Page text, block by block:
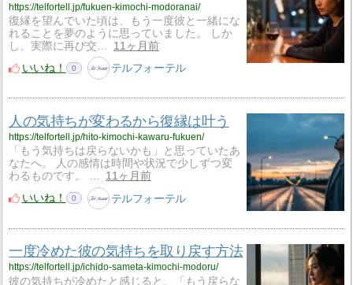
https://telfortell.jp/fukuen-kimochi-modoranai/
復縁を望んでいた頃は、もう一度彼と一緒にな
れることを夢のように思っていました。 しか
し、実際に再び交…
11ヶ月前
いいね！
0 テルフォーテル
人の気持ちが変わるから復縁は叶う
https://telfortell.jp/hito-kimochi-kawaru-fukuen/
「もう気持ちは戻らないかも」と思っていたあ
なたへ。 人の感情は時間や状況で少しずつ変
わるものです。 …
11ヶ月前
いいね！
0 テルフォーテル
一度冷めた彼の気持ちを取り戻す方法
https://telfortell.jp/ichido-sameta-kimochi-modoru/
彼の気持ちが冷めたと感じると、「もう戻らな